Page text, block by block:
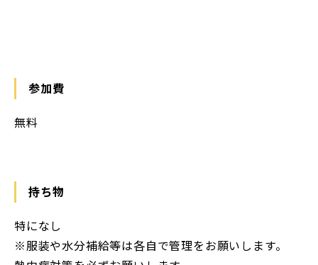
参加費
無料
持ち物
特になし
※服装や水分補給等は各自で管理をお願いします。